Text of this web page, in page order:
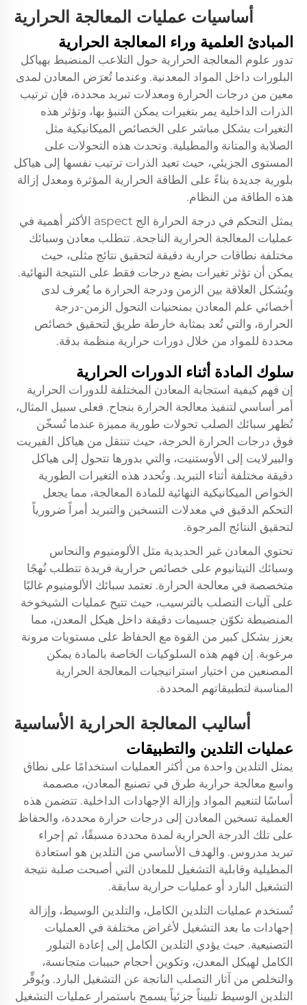
أساسيات عمليات المعالجة الحرارية
المبادئ العلمية وراء المعالجة الحرارية
تدور علوم المعالجة الحرارية حول التلاعب المنضبط بهياكل
البلورات داخل المواد المعدنية. وعندما تُعرَض المعادن لمدى
معين من درجات الحرارة ومعدلات تبريد محددة، فإن ترتيب
الذرات الداخلية يمر بتغيرات يمكن التنبؤ بها، وتؤثر هذه
التغيرات بشكل مباشر على الخصائص الميكانيكية مثل
الصلابة والمتانة والمطيلية. وتحدث هذه التحولات على
المستوى الجزيئي، حيث تعيد الذرات ترتيب نفسها إلى هياكل
بلورية جديدة بناءً على الطاقة الحرارية المؤثرة ومعدل إزالة
هذه الطاقة من النظام.
يمثل التحكم في درجة الحرارة الج aspect الأكثر أهمية في
عمليات المعالجة الحرارية الناجحة. تتطلب معادن وسبائك
مختلفة نطاقات حرارية دقيقة لتحقيق نتائج مثلى، حيث
يمكن أن تؤثر تغيرات بضع درجات فقط على النتيجة النهائية.
ويُشكل العلاقة بين الزمن ودرجة الحرارة ما يُعرف لدى
أخصائي علم المعادن بمنحنيات التحول الزمن-درجة
الحرارة، والتي تُعد بمثابة خارطة طريق لتحقيق خصائص
محددة للمواد من خلال دورات حرارية منظمة بدقة.
سلوك المادة أثناء الدورات الحرارية
إن فهم كيفية استجابة المعادن المختلفة للدورات الحرارية
أمر أساسي لتنفيذ معالجة الحرارة بنجاح. فعلى سبيل المثال،
تُظهر سبائك الصلب تحولات طورية مميزة عندما تُسخّن
فوق درجات الحرارة الحرجة، حيث تنتقل من هياكل الفيريت
والبيرلايت إلى الأوستنيت، والتي بدورها تتحول إلى هياكل
دقيقة مختلفة أثناء التبريد. وتُحدد هذه التغيرات الطورية
الخواص الميكانيكية النهائية للمادة المعالجة، مما يجعل
التحكم الدقيق في معدلات التسخين والتبريد أمراً ضرورياً
لتحقيق النتائج المرجوة.
تحتوي المعادن غير الحديدية مثل الألومنيوم والنحاس
وسبائك التيتانيوم على خصائص حرارية فريدة تتطلب نُهجًا
متخصصة في معالجة الحرارة. تعتمد سبائك الألومنيوم غالبًا
على آليات التصلب بالترسيب، حيث تتيح عمليات الشيخوخة
المنضبطة تكوّن جسيمات دقيقة داخل هيكل المعدن، مما
يعزز بشكل كبير من القوة مع الحفاظ على مستويات مرونة
مرغوبة. إن فهم هذه السلوكيات الخاصة بالمادة يمكن
المصنعين من اختيار استراتيجيات المعالجة الحرارية
المناسبة لتطبيقاتهم المحددة.
أساليب المعالجة الحرارية الأساسية
عمليات التلدين والتطبيقات
يمثل التلدين واحدة من أكثر العمليات استخدامًا على نطاق
واسع معالجة حرارية طرق في تصنيع المعادن، مصممة
أساسًا لتنعيم المواد وإزالة الإجهادات الداخلية. تتضمن هذه
العملية تسخين المعادن إلى درجات حرارة محددة، والحفاظ
على تلك الدرجة الحرارية لمدة محددة مسبقًا، ثم إجراء
تبريد مدروس. والهدف الأساسي من التلدين هو استعادة
المطيلية وقابلية التشغيل للمعادن التي أصبحت صلبة نتيجة
التشغيل البارد أو عمليات حرارية سابقة.
تُستخدم عمليات التلدين الكامل، والتلدين الوسيط، وإزالة
إجهادات ما بعد التشغيل لأغراض مختلفة في العمليات
التصنيعية. حيث يؤدي التلدين الكامل إلى إعادة التبلور
الكامل لهيكل المعدن، وتكوين أحجام حبيبات متجانسة،
والتخلص من آثار التصلب الناتجة عن التشغيل البارد. ويُوفِّر
التلدين الوسيط تلييناً جزئياً يسمح باستمرار عمليات التشغيل